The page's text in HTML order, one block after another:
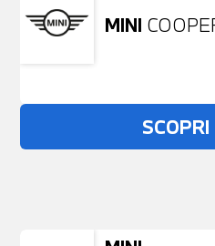
MINI
SCOPRI
Non stai